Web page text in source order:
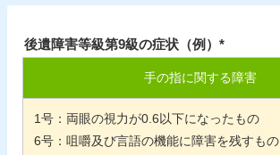
後遺障害等級第9級の症状（例）*
手の指に関する障害
1号：両眼の視力が0.6以下になったもの
6号：咀嚼及び言語の機能に障害を残すもの